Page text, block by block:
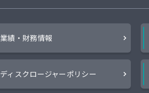
業績・財務情報
ディスクロージャーポリシー